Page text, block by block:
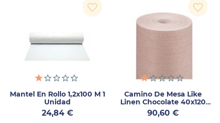
Mantel En Rollo 1,2x100 M 1
Unidad
Precio
24,84 €
favorite_border
Camino De Mesa Like
Linen Chocolate 40x120
Cm Precortado
Precio
90,60 €
favorite_border